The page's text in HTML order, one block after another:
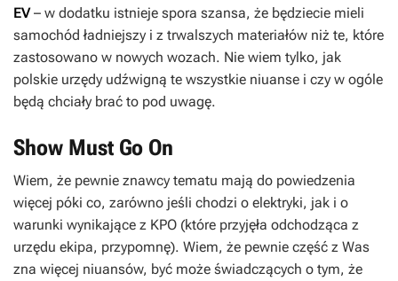
EV– w dodatku istnieje spora szansa, że będziecie mieli
samochód ładniejszy i z trwalszych materiałów niż te, które
zastosowano w nowych wozach. Nie wiem tylko, jak
polskie urzędy udźwigną te wszystkie niuanse i czy w ogóle
będą chciały brać to pod uwagę.
Show Must Go On
Wiem, że pewnie znawcy tematu mają do powiedzenia
więcej póki co, zarówno jeśli chodzi o elektryki, jak i o
warunki wynikające z KPO (które przyjęła odchodząca z
urzędu ekipa, przypomnę). Wiem, że pewnie część z Was
zna więcej niuansów, być może świadczących o tym, że